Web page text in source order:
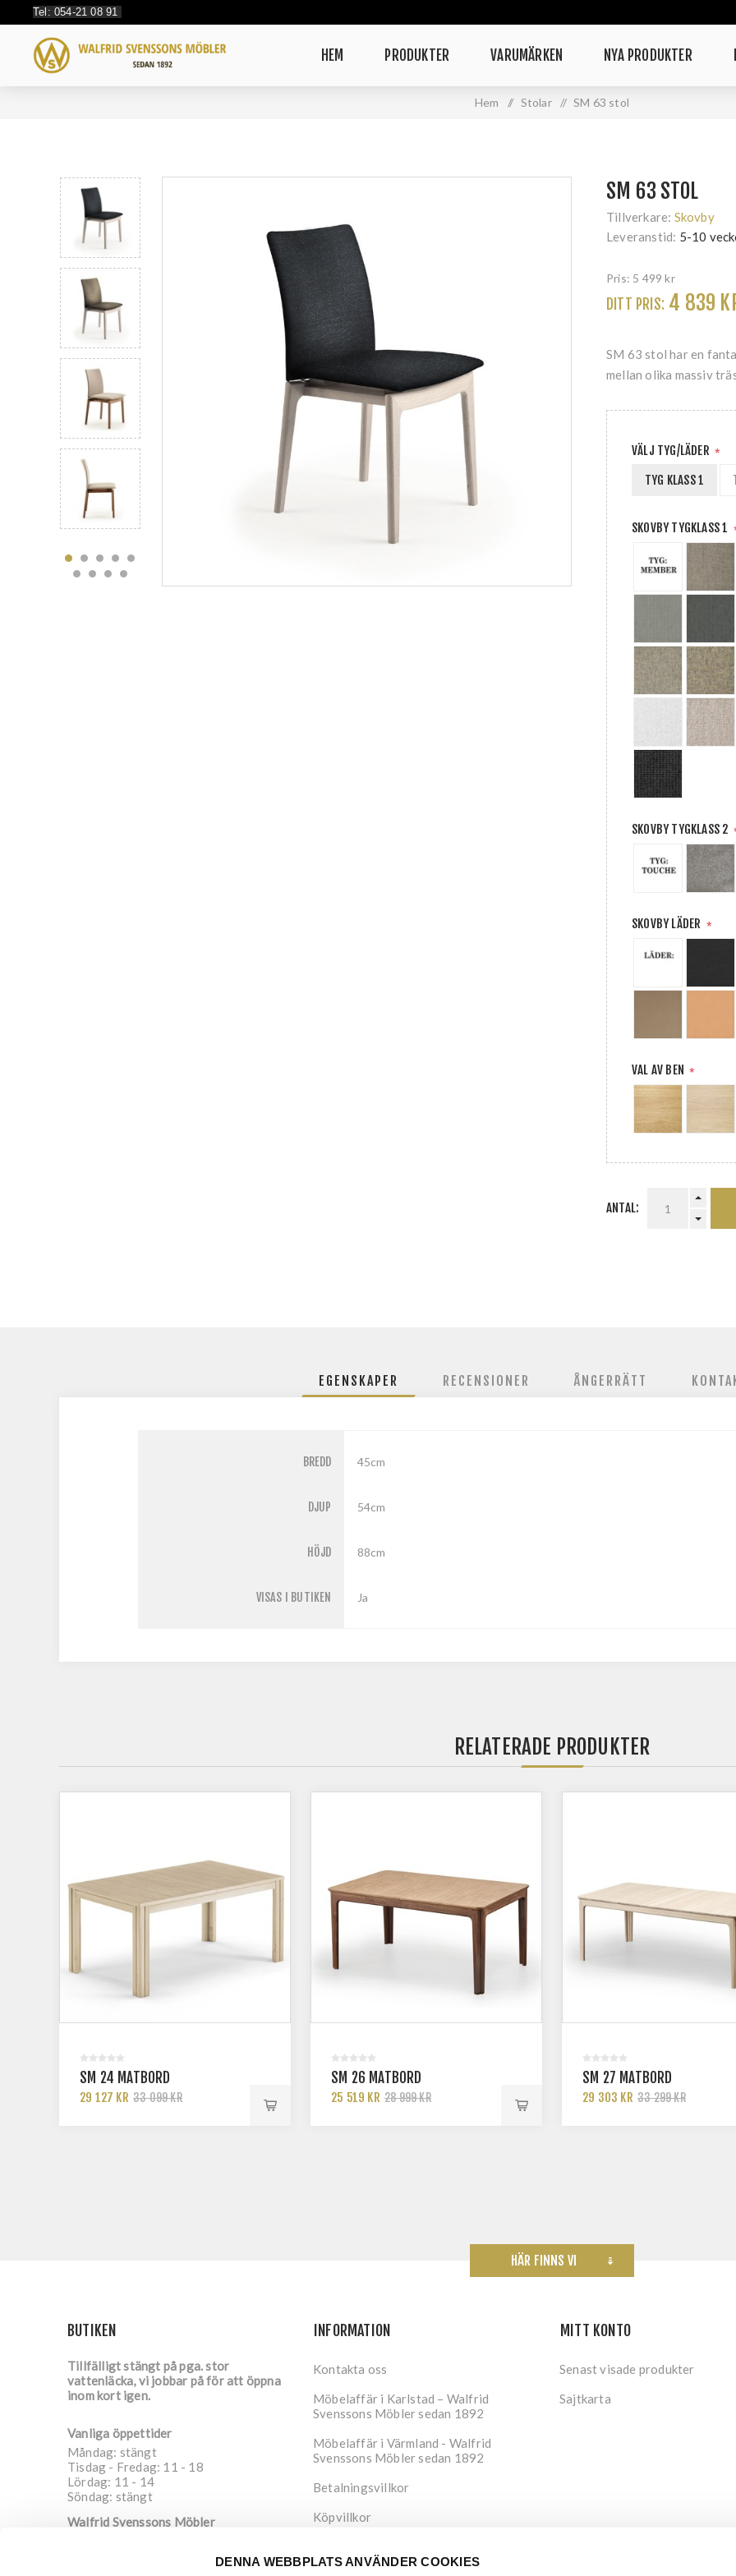
DENNA WEBBPLATS ANVÄNDER COOKIES
Tel: 054-21 08 91
HEM PRODUKTER VARUMÄRKEN NYA PRODUKTER
Hem / Stolar / SM 63 stol
SM 63 STOL
Tillverkare: Skovby
Leveranstid: 5-10
Pris: 5 499 kr
DITT PRIS: 4 839
SM 63 stol har en
mellan olika massiv
VÄLJ TYG/LÄDER *
TYG KLASS 1
SKOVBY TYGKLASS 1
SKOVBY TYGKLASS 2
SKOVBY LÄDER *
VAL AV BEN *
ANTAL:
EGENSKAPER RECENSIONER ÅNGERRÄTT
BREDD 45cm
DJUP 54cm
HÖJD 88cm
VISAS I BUTIKEN Ja
RELATERADE PRODUKTER
SM 24 MATBORD
29 127 KR 33 099 KR
SM 26 MATBORD
25 519 KR 28 999 KR
SM 27 MATBORD
29 303 KR 33 299 KR
HÄR FINNS VI
BUTIKEN
Tillfälligt stängt på pga. stor
vattenläcka, vi jobbar på för att öppna
inom kort igen.
Vanliga öppettider
Måndag: stängt
Tisdag - Fredag: 11 - 18
Lördag: 11 - 14
Söndag: stängt
Walfrid Svenssons Möbler
INFORMATION
Kontakta oss
Möbelaffär i Karlstad – Walfrid
Svenssons Möbler sedan 1892
Möbelaffär i Värmland - Walfrid
Svenssons Möbler sedan 1892
Betalningsvillkor
Köpvillkor
MITT KONTO
Senast visade produkter
Sajtkarta